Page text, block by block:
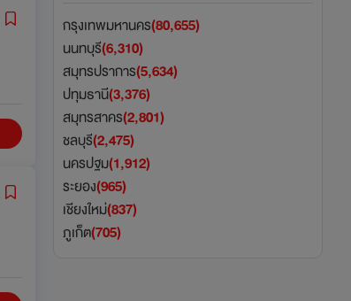
กรุงเทพมหานคร(80,655)
นนทบุรี(6,310)
สมุทรปราการ(5,634)
ปทุมธานี(3,376)
สมุทรสาคร(2,801)
ชลบุรี(2,475)
นครปฐม(1,912)
ระยอง(965)
เชียงใหม่(837)
ภูเก็ต(705)